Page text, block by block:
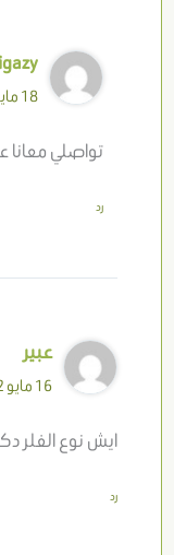
18 مايو 2022 الساعة 12:31 صباحًا
تواصلي معانا على
رد
عبير
16 مايو 2022 الساعة 6:29 مساءً
ايش نوع الفلر
رد